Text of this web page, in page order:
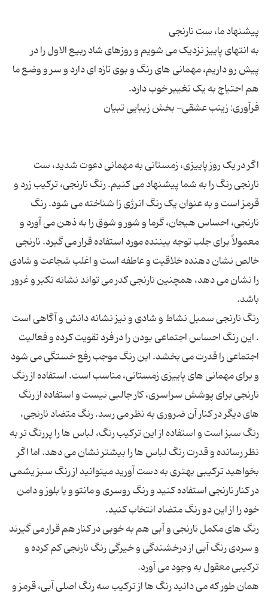
به انتهای پاییز نزدیک می شویم و روزهای شاد ربیع الاول را در
پیش رو داریم، مهمانی های رنگ و بوی تازه ای دارد و سر و وضع ما
اگر در یک روز پاییزی، زمستانی به مهمانی دعوت شدید، ست
نارنجی رنگ را به شما پیشنهاد می کنیم. رنگ نارنجی، ترکیب زرد و
قرمز است و به عنوان یک رنگ انرژی زا شناخته می شود. رنگ
نارنجی، احساس هیجان، گرما و شور و شوق را به ذهن می آورد و
معمولاً برای جلب توجه بیننده مورد استفاده قرار می گیرد. نارنجی
خالص نشان دهنده خلاقیت و عاطفه است و اغلب شجاعت و شادی
را نشان می دهد، همچنین نارنجی کدر می تواند نشانه تکبر و غرور
رنگ نارنجی سمبل نشاط و شادی و نیز نشانه دانش و آگاهی است
. این رنگ احساس اجتماعی بودن را در فرد تقویت كرده و فعالیت
اجتماعی را قدرت می بخشد. این رنگ موجب رفع خستگی می شود
و برای مهمانی های پاییزی زمستانی، مناسب است. استفاده از رنگ
نارنجی برای پوشش سراسری، کار جالبی نیست و استفاده از رنگ
های دیگر در کنار آن ضروری به نظر می رسد. رنگ متضاد نارنجی،
رنگ سبز است و استفاده از این ترکیب رنگ، لباس ها را پررنگ تر به
نظر رسانده و قدرت رنگ لباس ها را بیشتر نشان می دهد. اما اگر
بخواهید ترکیبی بهتری به دست آورید میتوانید از رنگ سبز یشمی
در کنار نارنجی استفاده کنید و رنگ روسری و مانتو و یا بلوز و دامن
رنگ های مكمل نارنجی و آبی هم به خوبی در کنار هم قرار می گیرند
و سردی رنگ آبی از درخشندگی و خیرگی رنگ نارنجی کم کرده و
همان طور که می دانید رنگ ها از ترکیب سه رنگ اصلی آبی، قرمز و